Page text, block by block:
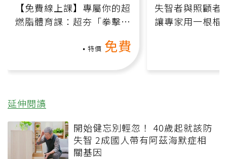
【免費線上課】專屬你的超
燃脂體育課：超夯「拳擊有
特價 免費
失智者與照顧者
讓專家用一根棍
延伸閱讀
開始健忘別輕忽！ 40歲起就該防
失智 2成國人帶有阿茲海默症相
關基因